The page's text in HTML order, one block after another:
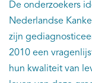
De onderzoekers
Nederlandse
zijn
2010 een
hun kwaliteit van